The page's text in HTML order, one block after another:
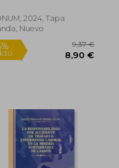
2024, Tapa
Nuevo